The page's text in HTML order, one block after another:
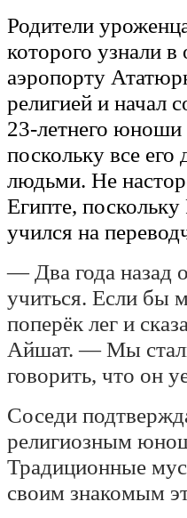
Родители
которого узнали
аэропорту
религией и начал
23-летнего юноши
поскольку все
людьми. Не
Египте,
учился на
— Два года назад
учиться. Если бы
поперёк лег и
Айшат. — Мы стали
говорить, что он
Соседи
религиозным
Традиционные
своим знакомым